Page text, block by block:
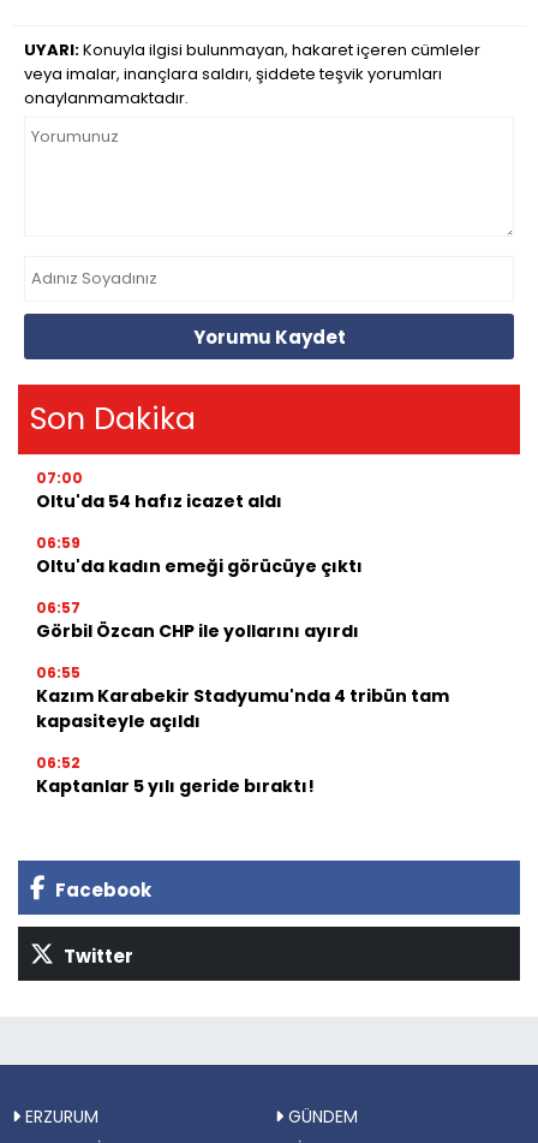
UYARI:Konuyla ilgisi bulunmayan, hakaret içeren cümleler
veya imalar, inançlara saldırı, şiddete teşvik yorumları
onaylanmamaktadır.
Yorumu Kaydet
Son Dakika
07:00
Oltu'da 54 hafız icazet aldı
06:59
Oltu'da kadın emeği görücüye çıktı
06:57
Görbil Özcan CHP ile yollarını ayırdı
06:55
Kazım Karabekir Stadyumu'nda 4 tribün tam
kapasiteyle açıldı
06:52
Kaptanlar 5 yılı geride bıraktı!
Facebook
Twitter
ERZURUM
GÜNDEM